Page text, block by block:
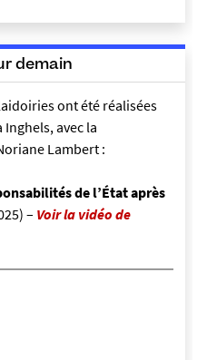
demain
ont été réalisées
avec la
Lambert :
de l’État après
– Voir la vidéo de